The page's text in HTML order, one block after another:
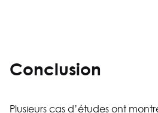
Conclusion
Plusieurs cas d’études ont